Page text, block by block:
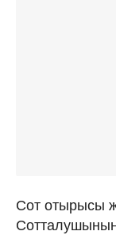
Сот отырысы
Сотталушының